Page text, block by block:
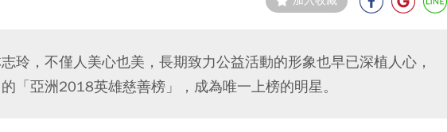
玲，不僅人美心也美，長期致力公益活動的形象也早已深植人心，
「亞洲2018英雄慈善榜」，成為唯一上榜的明星。